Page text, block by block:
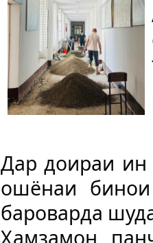
Дар доираи ин
ошёнаи
бароварда
Ҳамзамон,